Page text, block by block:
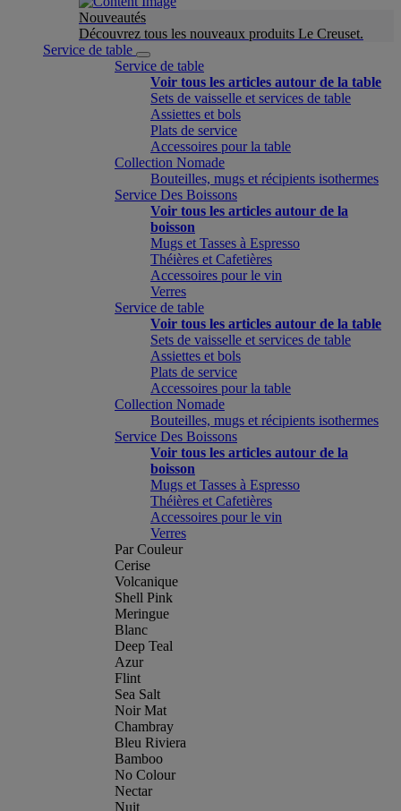
Nouveautés
Découvrez tous les nouveaux produits Le Creuset.
Service de table
Service de table
Voir tous les articles autour de la table
Sets de vaisselle et services de table
Assiettes et bols
Plats de service
Accessoires pour la table
Collection Nomade
Bouteilles, mugs et récipients isothermes
Service Des Boissons
Voir tous les articles autour de la
boisson
Mugs et Tasses à Espresso
Théières et Cafetières
Accessoires pour le vin
Verres
Service de table
Voir tous les articles autour de la table
Sets de vaisselle et services de table
Assiettes et bols
Plats de service
Accessoires pour la table
Collection Nomade
Bouteilles, mugs et récipients isothermes
Service Des Boissons
Voir tous les articles autour de la
boisson
Mugs et Tasses à Espresso
Théières et Cafetières
Accessoires pour le vin
Verres
Par Couleur
Cerise
Volcanique
Shell Pink
Meringue
Blanc
Deep Teal
Azur
Flint
Sea Salt
Noir Mat
Chambray
Bleu Riviera
Bamboo
No Colour
Nectar
Nuit